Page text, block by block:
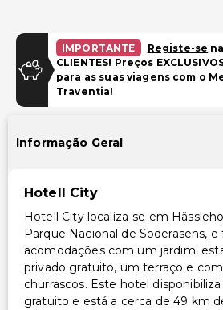
IMPORTANTE Registe-se
CLIENTES! Preços
para as suas viagens com o
Traventia!
Informação Geral
Hotell City
Hotell City localiza-se em
Parque Nacional de Soderasens, e
acomodações com um jardim,
privado gratuito, um terraço e
churrascos. Este hotel
gratuito e está a cerca de 49 km